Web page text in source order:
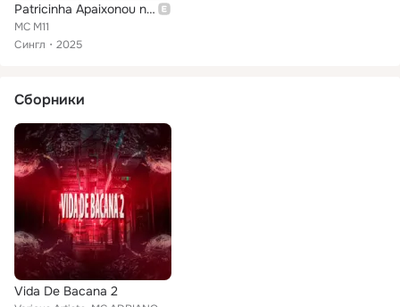
Patricinha Apaixonou no Vilão
MC M11
Сингл
2025
Сборники
Vida De Bacana 2